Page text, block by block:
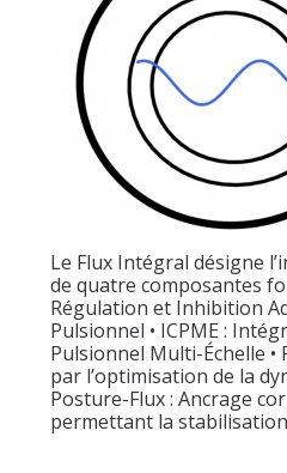
Le Flux Intégral désigne
de quatre composantes
Régulation et Inhibition
Pulsionnel • ICPME :
Pulsionnel Multi-Échelle •
par l’optimisation de la
Posture-Flux : Ancrage
permettant la